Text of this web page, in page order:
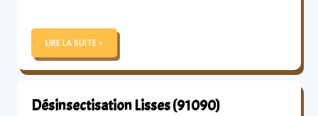
LIRE LA SUITE »
Désinsectisation Lisses (91090)